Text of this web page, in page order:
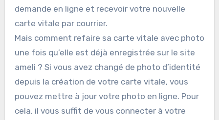
demande en ligne et recevoir votre nouvelle
carte vitale par courrier.
Mais comment refaire sa carte vitale avec photo
une fois qu’elle est déjà enregistrée sur le site
ameli ? Si vous avez changé de photo d’identité
depuis la création de votre carte vitale, vous
pouvez mettre à jour votre photo en ligne. Pour
cela, il vous suffit de vous connecter à votre